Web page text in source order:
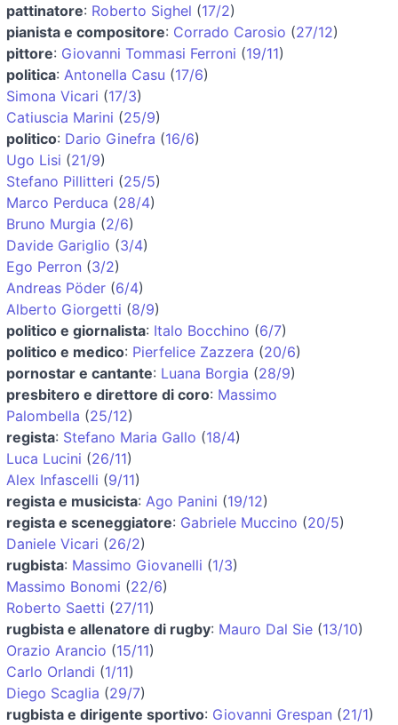
pattinatore: Roberto Sighel (17/2)
pianista e compositore: Corrado Carosio (27/12)
pittore: Giovanni Tommasi Ferroni (19/11)
politica: Antonella Casu (17/6)
Simona Vicari (17/3)
Catiuscia Marini (25/9)
politico: Dario Ginefra (16/6)
Ugo Lisi (21/9)
Stefano Pillitteri (25/5)
Marco Perduca (28/4)
Bruno Murgia (2/6)
Davide Gariglio (3/4)
Ego Perron (3/2)
Andreas Pöder (6/4)
Alberto Giorgetti (8/9)
politico e giornalista: Italo Bocchino (6/7)
politico e medico: Pierfelice Zazzera (20/6)
pornostar e cantante: Luana Borgia (28/9)
presbitero e direttore di coro: Massimo
Palombella (25/12)
regista: Stefano Maria Gallo (18/4)
Luca Lucini (26/11)
Alex Infascelli (9/11)
regista e musicista: Ago Panini (19/12)
regista e sceneggiatore: Gabriele Muccino (20/5)
Daniele Vicari (26/2)
rugbista: Massimo Giovanelli (1/3)
Massimo Bonomi (22/6)
Roberto Saetti (27/11)
rugbista e allenatore di rugby: Mauro Dal Sie (13/10)
Orazio Arancio (15/11)
Carlo Orlandi (1/11)
Diego Scaglia (29/7)
rugbista e dirigente sportivo: Giovanni Grespan (21/1)